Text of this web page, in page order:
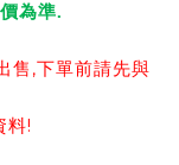
為準.
售 ,下單前請先與
料!